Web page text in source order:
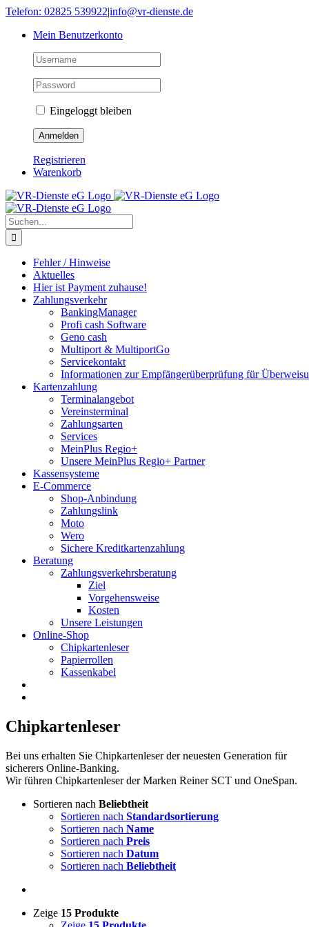
Skip
content
Telefon: 02825 539922|info@vr-dienste.de
Mein Benutzerkonto
Eingeloggt bleiben
Registrieren
Warenkorb
Suche
nach:
Fehler / Hinweise
Aktuelles
Hier ist Payment zuhause!
Zahlungsverkehr
BankingManager
Profi cash Software
Geno cash
Multiport & MultiportGo
Servicekontakt
Informationen zur Empfängerüberprüfung für
Kartenzahlung
Terminalangebot
Vereinsterminal
Zahlungsarten
Services
MeinPlus Regio+
Unsere MeinPlus Regio+ Partner
Kassensysteme
E-Commerce
Shop-Anbindung
Zahlungslink
Moto
Wero
Sichere Kreditkartenzahlung
Beratung
Zahlungsverkehrsberatung
Ziel
Vorgehensweise
Kosten
Unsere Leistungen
Online-Shop
Chipkartenleser
Papierrollen
Kassenkabel
Chipkartenleser
Bei uns erhalten Sie Chipkartenleser der neuesten Generation für
sicherers Online-Banking.
Wir führen Chipkartenleser der Marken Reiner SCT und OneSpan.
Sortieren nach Beliebtheit
Sortieren nach Standardsortierung
Sortieren nach Name
Sortieren nach Preis
Sortieren nach Datum
Sortieren nach Beliebtheit
Zeige 15 Produkte